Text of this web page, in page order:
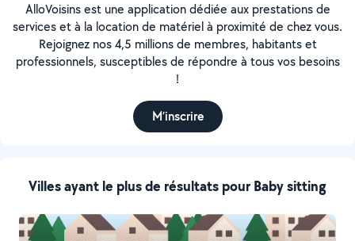
Villes ayant le plus de résultats pour Baby sitting
AlloVoisins est une application dédiée aux prestations de
services et à la location de matériel à proximité de chez vous.
Rejoignez nos 4,5 millions de membres, habitants et
professionnels, susceptibles de répondre à tous vos besoins
!
M’inscrire